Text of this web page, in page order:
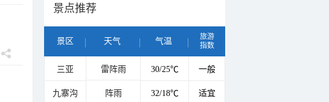
景点推荐
景区 天气 气温
旅游
指数
三亚 雷阵雨 30/25℃ 一般
九寨沟 阵雨 32/18℃ 适宜